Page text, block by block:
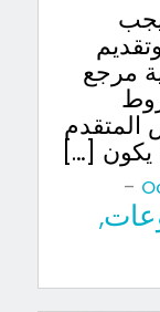
مرجع
المتقدم
[…]
-
,